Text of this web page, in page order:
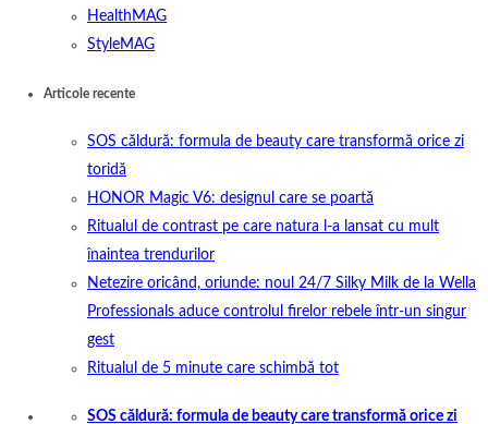
HealthMAG
StyleMAG
Articole recente
SOS căldură: formula de beauty care transformă orice zi
toridă
HONOR Magic V6: designul care se poartă
Ritualul de contrast pe care natura l-a lansat cu mult
înaintea trendurilor
Netezire oricând, oriunde: noul 24/7 Silky Milk de la Wella
Professionals aduce controlul firelor rebele într-un singur
gest
Ritualul de 5 minute care schimbă tot
SOS căldură: formula de beauty care transformă orice zi